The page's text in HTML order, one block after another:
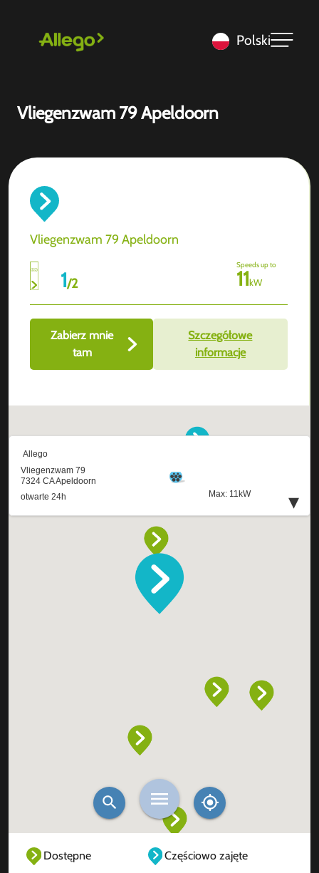
Polski
Vliegenzwam 79 Apeldoorn
Vliegenzwam 79 Apeldoorn
1/2
Speeds up to
11kW
Zabierz mnie
tam
Szczegółowe
informacje
Dostępne
Częściowo zajęte